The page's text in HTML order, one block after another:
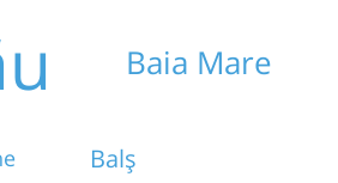
Baia Mare
Balș